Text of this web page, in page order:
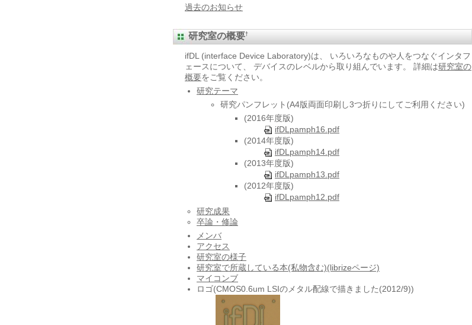
過去のお知らせ
研究室の概要†
ifDL (interface Device Laboratory)は、 いろいろなものや人をつなぐインタフ
ェースについて、 デバイスのレベルから取り組んでいます。 詳細は研究室の
概要をご覧ください。
研究テーマ
研究パンフレット(A4版両面印刷し3つ折りにしてご利用ください)
(2016年度版)
ifDLpamph16.pdf
(2014年度版)
ifDLpamph14.pdf
(2013年度版)
ifDLpamph13.pdf
(2012年度版)
ifDLpamph12.pdf
研究成果
卒論・修論
メンバ
アクセス
研究室の様子
研究室で所蔵している本(私物含む)(librizeページ)
マイコンブ
ロゴ(CMOS0.6um LSIのメタル配線で描きました(2012/9))